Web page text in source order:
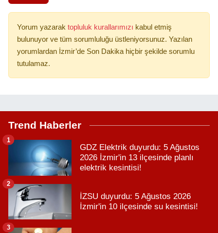
Yorum yazarak topluluk kurallarımızı kabul etmiş
bulunuyor ve tüm sorumluluğu üstleniyorsunuz. Yazılan
yorumlardan İzmir’de Son Dakika hiçbir şekilde sorumlu
tutulamaz.
Trend Haberler
GDZ Elektrik duyurdu: 5 Ağustos
2026 İzmir'in 13 ilçesinde planlı
elektrik kesintisi!
1
İZSU duyurdu: 5 Ağustos 2026
İzmir'in 10 ilçesinde su kesintisi!
2
3